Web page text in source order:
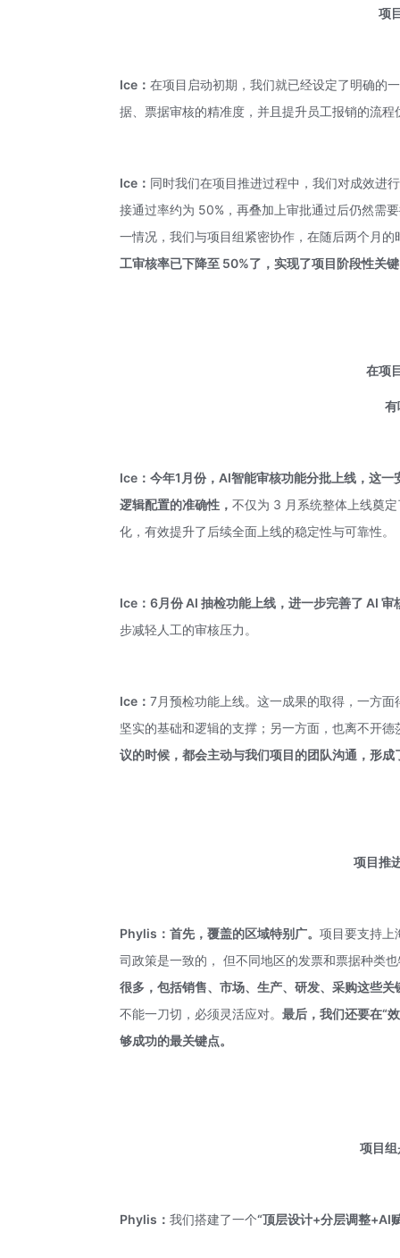
项
Ice：在项目启动初期，我们就已经设定了明确的
据、票据审核的精准度，并且提升员工报销的流程
Ice： 同时我们在项目推进过程中，我们对成效进
接通过率约为 50%，再叠加上审批通过后仍然需
一情况，我们与项目组紧密协作，在随后两个月
工审核率已下降至 50%了，实现了项目阶段性关
在项
有
Ice：今年1月份，AI智能审核功能分批上线，这
逻辑配置的准确性，不仅为 3 月系统整体上线奠
化，有效提升了后续全面上线的稳定性与可靠性。
Ice：6月份AI 抽检功能上线，进一步完善了 AI 审
步减轻人工的审核压力。
Ice：7月预检功能上线。这一成果的取得，一方
坚实的基础和逻辑的支撑；另一方面，也离不开
议的时候，都会主动与我们项目的团队沟通，形
项目推
Phylis：首先，覆盖的区域特别广。项目要支持上
司政策是一致的， 但不同地区的发票和票据种类
很多，包括销售、市场、生产、研发、采购这些关
不能一刀切，必须灵活应对。最后，我们还要在“
够成功的最关键点。
项目
Phylis：我们搭建了一个“顶层设计+分层调整+AI